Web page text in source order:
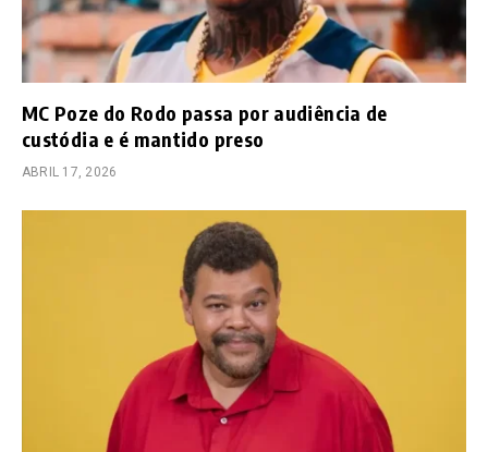
MC Poze do Rodo passa por audiência de
custódia e é mantido preso
ABRIL 17, 2026